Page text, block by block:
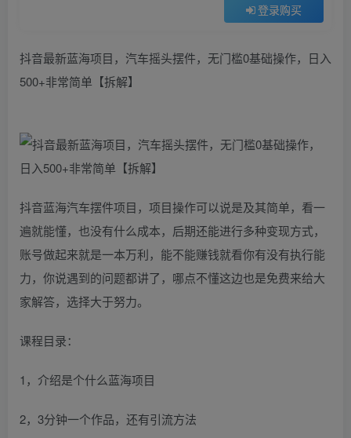
登录购买
抖音最新蓝海项目，汽车摇头摆件，无门槛0基础操作，日入
500+非常简单【拆解】
抖音蓝海汽车摆件项目，项目操作可以说是及其简单，看一
遍就能懂，也没有什么成本，后期还能进行多种变现方式，
账号做起来就是一本万利，能不能赚钱就看你有没有执行能
力，你说遇到的问题都讲了，哪点不懂这边也是免费来给大
家解答，选择大于努力。
课程目录：
1，介绍是个什么蓝海项目
2，3分钟一个作品，还有引流方法